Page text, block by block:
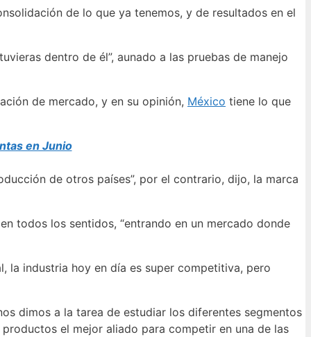
de lo que ya tenemos, y de resultados en el
dentro de él”, aunado a las pruebas de manejo
de mercado, y en su opinión, México tiene lo que
en Junio
de otros países”, por el contrario, dijo, la marca
todos los sentidos, “entrando en un mercado donde
la industria hoy en día es super competitiva, pero
dimos a la tarea de estudiar los diferentes segmentos
el mejor aliado para competir en una de las